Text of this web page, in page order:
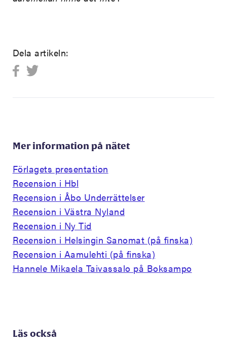
Dela artikeln:
Mer information på nätet
Förlagets presentation
Recension i Hbl
Recension i Åbo Underrättelser
Recension i Västra Nyland
Recension i Ny Tid
Recension i Helsingin Sanomat (på finska)
Recension i Aamulehti (på finska)
Hannele Mikaela Taivassalo på Boksampo
Läs också